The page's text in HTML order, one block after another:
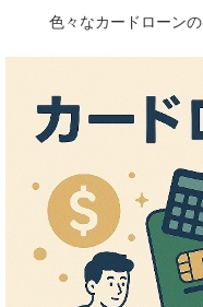
色々なカードローン